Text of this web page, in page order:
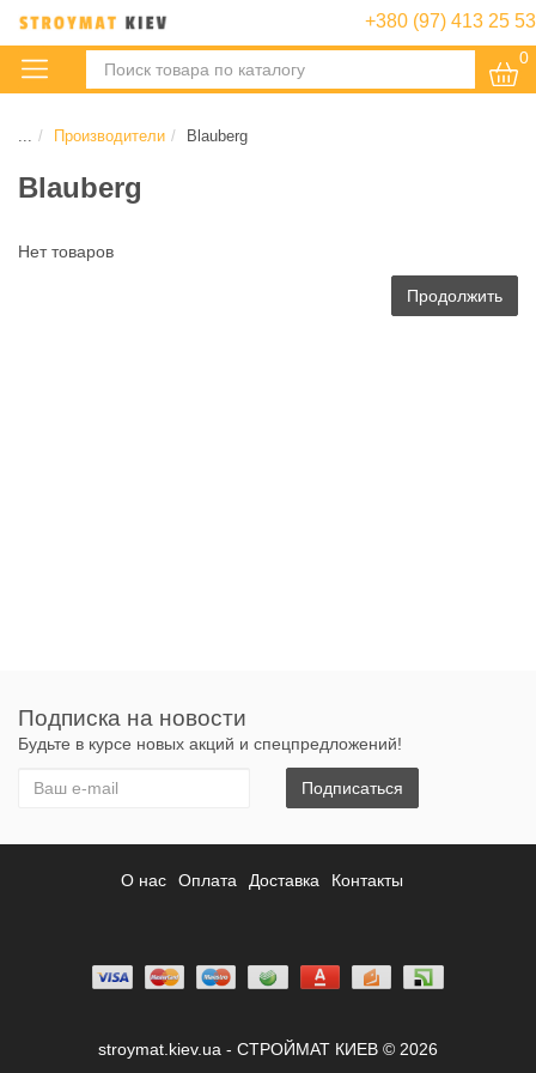
+380 (97) 413 25 53
0
Производители Blauberg
Blauberg
Нет товаров
Продолжить
Подписка на новости
Будьте в курсе новых акций и спецпредложений!
Подписаться
О нас Оплата Доставка Контакты
stroymat.kiev.ua - СТРОЙМАТ КИЕВ © 2026